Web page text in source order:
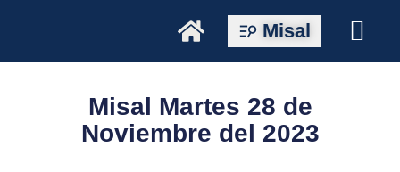
Misal
Misal Martes 28 de
Noviembre del 2023